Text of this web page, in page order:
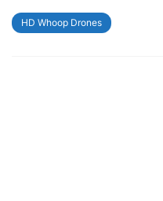
HD Whoop Drones